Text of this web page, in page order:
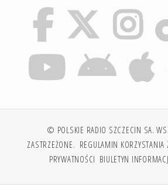
© POLSKIE RADIO SZCZECIN SA.
ZASTRZEŻONE. REGULAMIN KORZYSTANIA
PRYWATNOŚCI BIULETYN